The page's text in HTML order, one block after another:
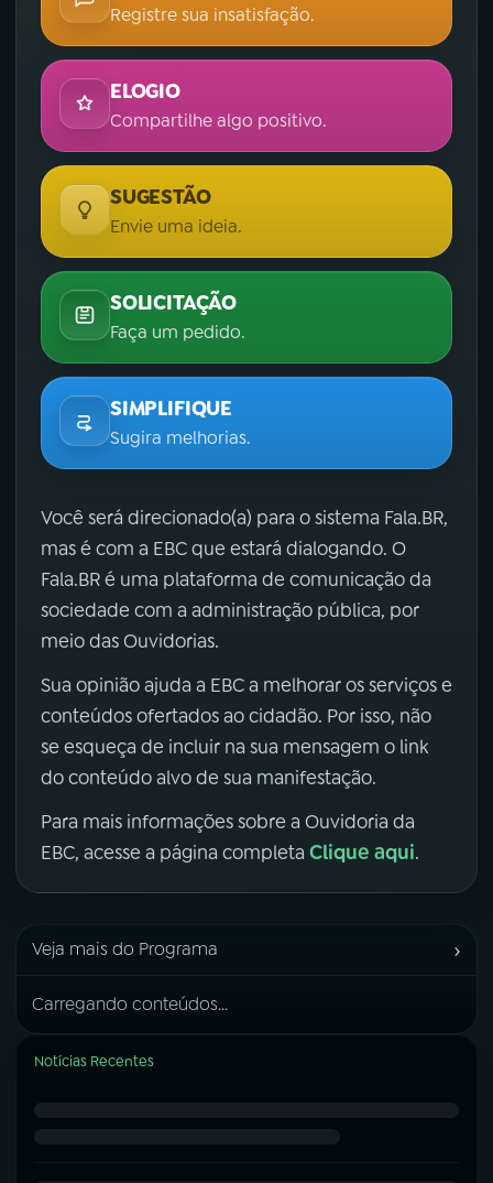
Registre sua insatisfação.
ELOGIO
Compartilhe algo positivo.
SUGESTÃO
Envie uma ideia.
SOLICITAÇÃO
Faça um pedido.
SIMPLIFIQUE
Sugira melhorias.
Você será direcionado(a) para o sistema Fala.BR,
mas é com a EBC que estará dialogando. O
Fala.BR é uma plataforma de comunicação da
sociedade com a administração pública, por
meio das Ouvidorias.
Sua opinião ajuda a EBC a melhorar os serviços e
conteúdos ofertados ao cidadão. Por isso, não
se esqueça de incluir na sua mensagem o link
do conteúdo alvo de sua manifestação.
Para mais informações sobre a Ouvidoria da
EBC, acesse a página completa Clique aqui.
Veja mais do Programa ›
Carregando conteúdos...
Notícias Recentes